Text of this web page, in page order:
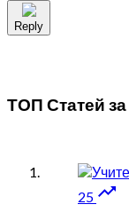
Reply
ТОП Статей за
25 